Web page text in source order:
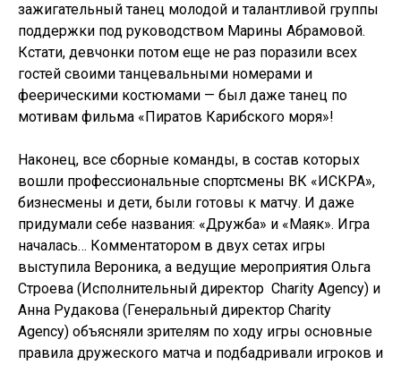
зажигательный танец молодой и талантливой группы
поддержки под руководством Марины Абрамовой.
Кстати, девчонки потом еще не раз поразили всех
гостей своими танцевальными номерами и
феерическими костюмами — был даже танец по
мотивам фильма «Пиратов Карибского моря»!
Наконец, все сборные команды, в состав которых
вошли профессиональные спортсмены ВК «ИСКРА»,
бизнесмены и дети, были готовы к матчу. И даже
придумали себе названия: «Дружба» и «Маяк». Игра
началась… Комментатором в двух сетах игры
выступила Вероника, а ведущие мероприятия Ольга
Строева (Исполнительный директор Charity Agency) и
Анна Рудакова (Генеральный директор Charity
Agency) объясняли зрителям по ходу игры основные
правила дружеского матча и подбадривали игроков и